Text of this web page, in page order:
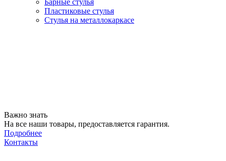
Барные стулья
Пластиковые стулья
Стулья на металлокаркасе
Важно знать
На все наши товары, предоставляется гарантия.
Подробнее
Контакты